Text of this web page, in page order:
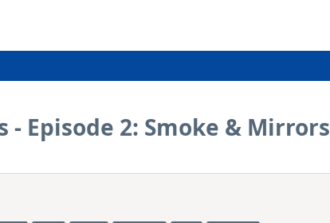
- Episode 2: Smoke & Mirrors